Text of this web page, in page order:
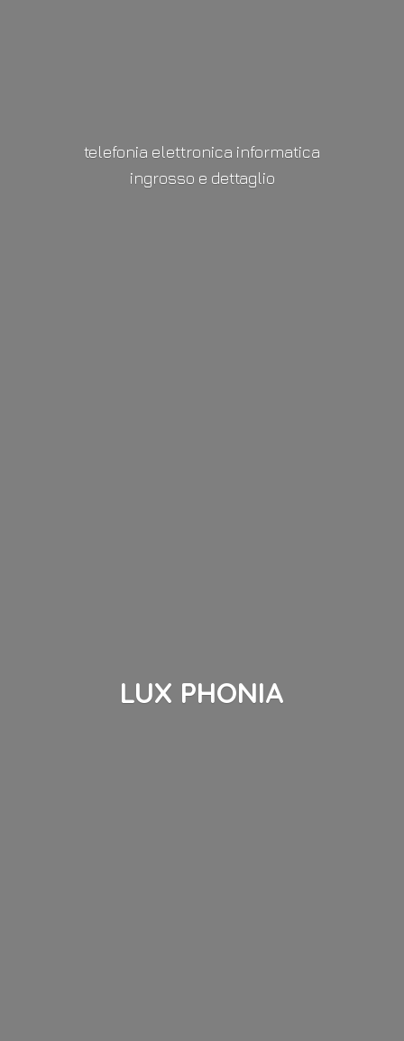
LUX PHONIA
telefonia elettronica informatica
ingrosso e dettaglio